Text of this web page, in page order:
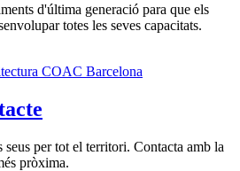
d'última generació para que els
totes les seves capacitats.
per tot el territori. Contacta amb la
pròxima.